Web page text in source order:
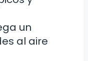
un
al aire